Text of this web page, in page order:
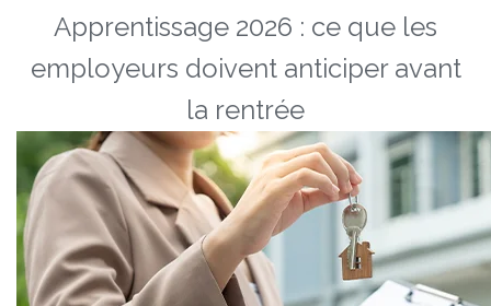
Apprentissage 2026 : ce que les
employeurs doivent anticiper avant
la rentrée